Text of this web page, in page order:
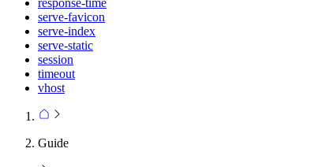
response-time
serve-favicon
serve-index
serve-static
session
timeout
vhost
Guide